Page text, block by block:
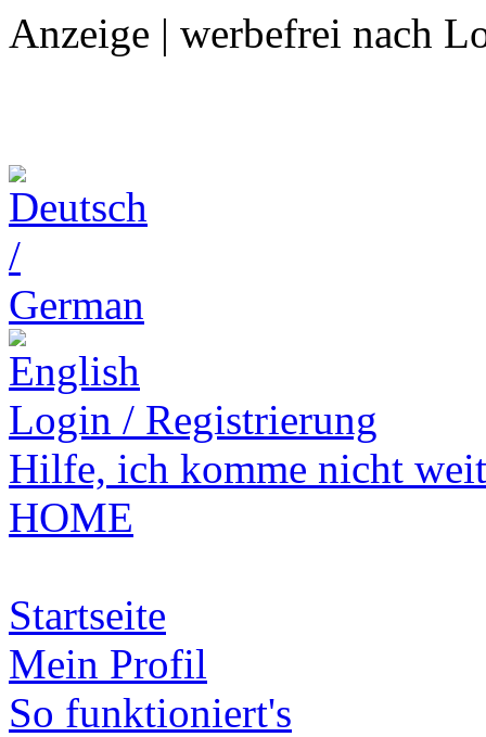
Anzeige | werbefrei nach
Login / Registrierung
Hilfe, ich komme nicht
HOME
Startseite
Mein Profil
So funktioniert's